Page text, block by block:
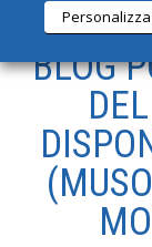
SERVIZI
PRODOTTI
NEWS
CONTATTI
BLOG